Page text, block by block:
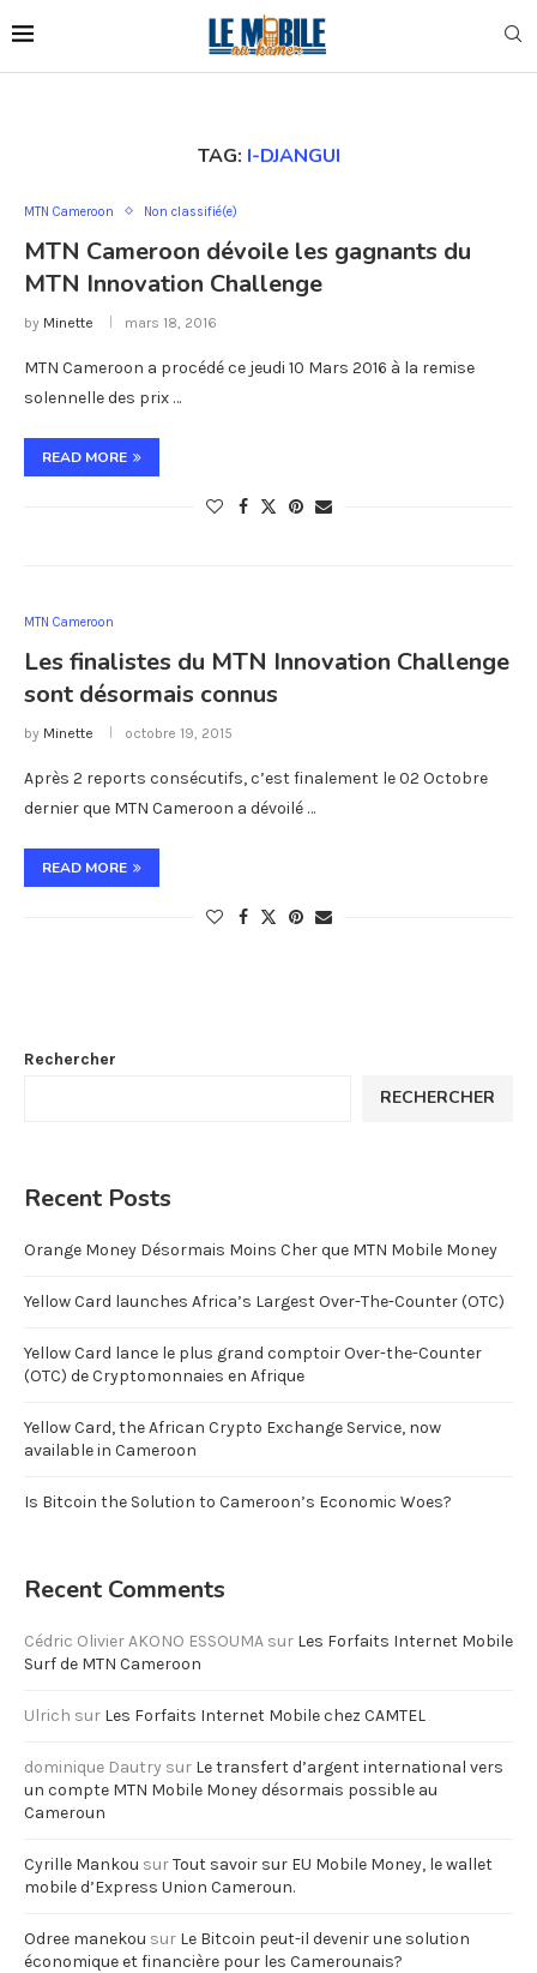
TAG: I-DJANGUI
MTN Cameroon Non classifié(e)
MTN Cameroon dévoile les gagnants du
MTN Innovation Challenge
by Minette mars 18, 2016
MTN Cameroon a procédé ce jeudi 10 Mars 2016 à la remise
solennelle des prix …
READ MORE
MTN Cameroon
Les finalistes du MTN Innovation Challenge
sont désormais connus
by Minette octobre 19, 2015
Après 2 reports consécutifs, c’est finalement le 02 Octobre
dernier que MTN Cameroon a dévoilé …
READ MORE
Rechercher
RECHERCHER
Recent Posts
Orange Money Désormais Moins Cher que MTN Mobile Money
Yellow Card launches Africa’s Largest Over-The-Counter (OTC)
Yellow Card lance le plus grand comptoir Over-the-Counter
(OTC) de Cryptomonnaies en Afrique
Yellow Card, the African Crypto Exchange Service, now
available in Cameroon
Is Bitcoin the Solution to Cameroon’s Economic Woes?
Recent Comments
Cédric Olivier AKONO ESSOUMA sur Les Forfaits Internet Mobile
Surf de MTN Cameroon
Ulrich sur Les Forfaits Internet Mobile chez CAMTEL
dominique Dautry sur Le transfert d’argent international vers
un compte MTN Mobile Money désormais possible au
Cameroun
Cyrille Mankou surTout savoir sur EU Mobile Money, le wallet
mobile d’Express Union Cameroun.
Odree manekou sur Le Bitcoin peut-il devenir une solution
économique et financière pour les Camerounais?